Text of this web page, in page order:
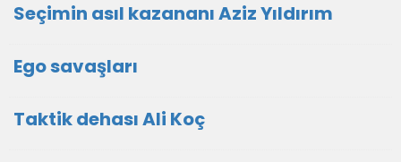
Seçimin asıl kazananı Aziz Yıldırım
Ego savaşları
Taktik dehası Ali Koç